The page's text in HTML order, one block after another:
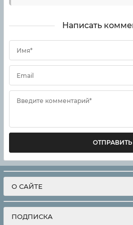
Написать
Имя*
Email
Введите комментарий*
ОТПРАВИТЬ
О САЙТЕ
ПОДПИСКА